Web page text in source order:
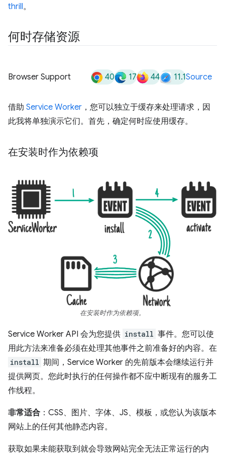
thrill。
何时存储资源
Browser Support 40 17 44 11.1Source
借助 Service Worker ，您可以独立于缓存来处理请求，因
此我将单独演示它们。首先，确定何时应使用缓存。
在安装时作为依赖项
在安装时作为依赖项。
Service Worker API 会为您提供 install 事件。您可以使
用此方法来准备必须在处理其他事件之前准备好的内容。在
install 期间，Service Worker 的先前版本会继续运行并
提供网页。您此时执行的任何操作都不应中断现有的服务工
作线程。
非常适合 ：CSS、图片、字体、JS、模板，或您认为该版本
网站上的任何其他静态内容。
获取如果未能获取到就会导致网站完全无法正常运行的内